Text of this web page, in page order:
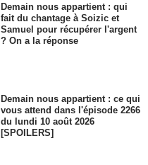
Demain nous appartient : qui
fait du chantage à Soizic et
Samuel pour récupérer l'argent
? On a la réponse
Demain nous appartient : ce qui
vous attend dans l'épisode 2266
du lundi 10 août 2026
[SPOILERS]